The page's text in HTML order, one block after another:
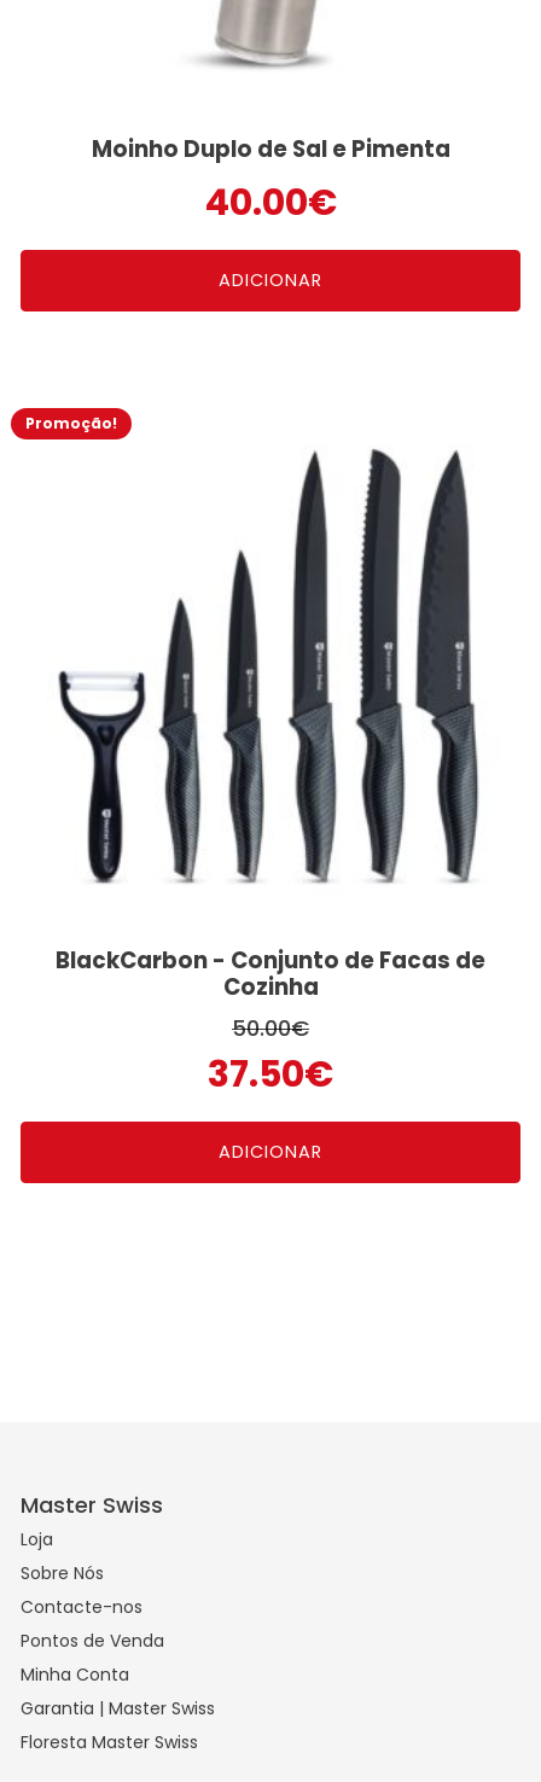
Moinho Duplo de Sal e Pimenta
40.00€
ADICIONAR
Promoção!
BlackCarbon - Conjunto de Facas de
Cozinha
50.00€
O
preço
original
37.50€
preço
atual
ADICIONAR
Master Swiss
Loja
Sobre Nós
Contacte-nos
Pontos de Venda
Minha Conta
Garantia | Master Swiss
Floresta Master Swiss